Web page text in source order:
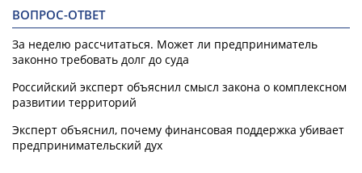
ВОПРОС-ОТВЕТ
За неделю рассчитаться. Может ли предприниматель
законно требовать долг до суда
Российский эксперт объяснил смысл закона о комплексном
развитии территорий
Эксперт объяснил, почему финансовая поддержка убивает
предпринимательский дух